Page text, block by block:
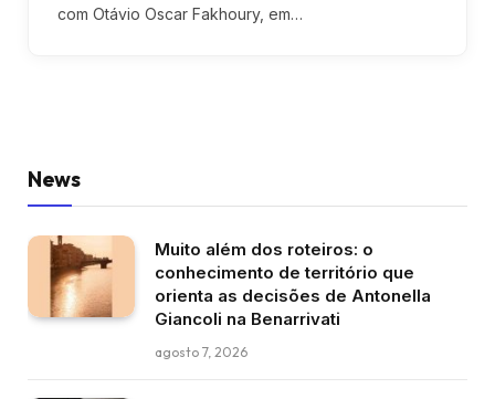
com Otávio Oscar Fakhoury, em…
News
Muito além dos roteiros: o
conhecimento de território que
orienta as decisões de Antonella
Giancoli na Benarrivati
agosto 7, 2026